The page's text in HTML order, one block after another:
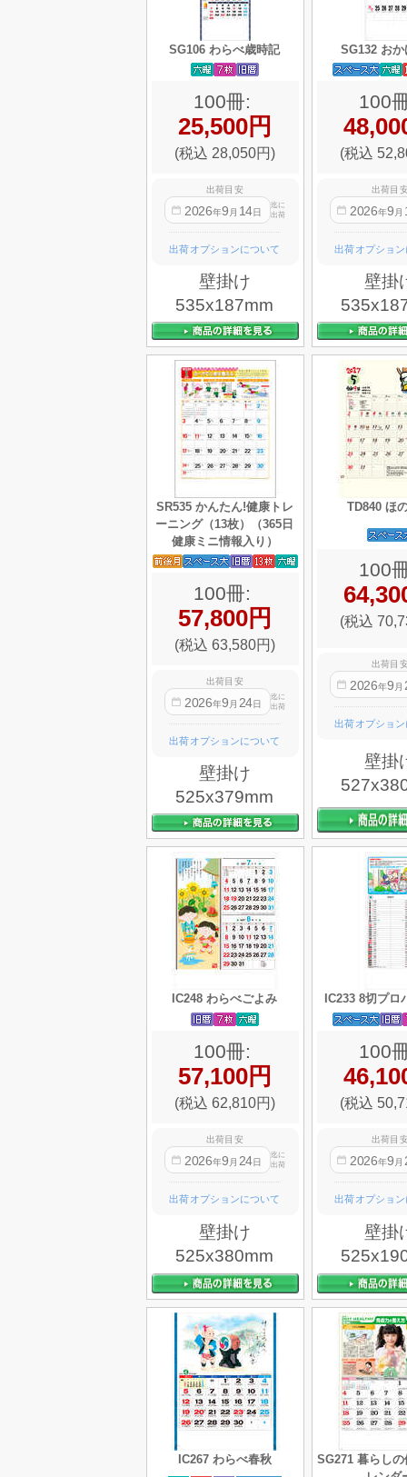
SG106 わらべ歳時記
100冊:
25,500円
(税込 28,050円)
出荷目安
2026年9 月 14日
迄に
出荷
出荷オプションについて
壁掛け
535x187mm
SG132 お
100
(税込
出荷目
2026年9 月
出荷オプショ
壁掛
SR535 かんたん!健康トレ
ーニング（13枚）（365日
健康ミニ情報入り）
100冊:
57,800円
(税込 63,580円)
出荷目安
2026年9 月 24日
迄に
出荷
出荷オプションについて
壁掛け
525x379mm
TD840 ほ
100
(税込
出荷目
2026年9 月
出荷オプショ
壁掛
IC248 わらべごよみ
100冊:
57,100円
(税込 62,810円)
出荷目安
2026年9 月 24日
迄に
出荷
出荷オプションについて
壁掛け
525x380mm
IC233 8切プロ
100
(税込
出荷目
2026年9 月
出荷オプショ
壁掛
IC267 わらべ春秋
SG271 暮らし